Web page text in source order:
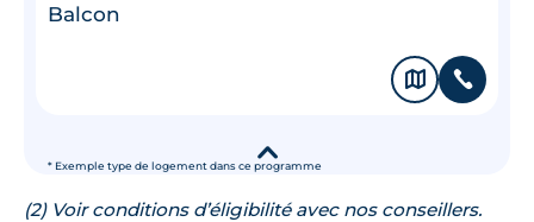
* Exemple type de logement dans ce programme
Balcon
🗞 📞
▾
(2) Voir conditions d’éligibilité avec nos conseillers.